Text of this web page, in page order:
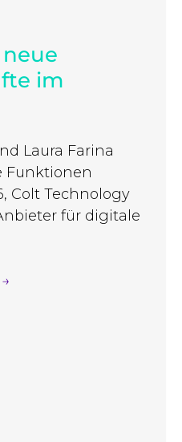
im
Laura Farina
Funktionen
Colt Technology
für digitale
→